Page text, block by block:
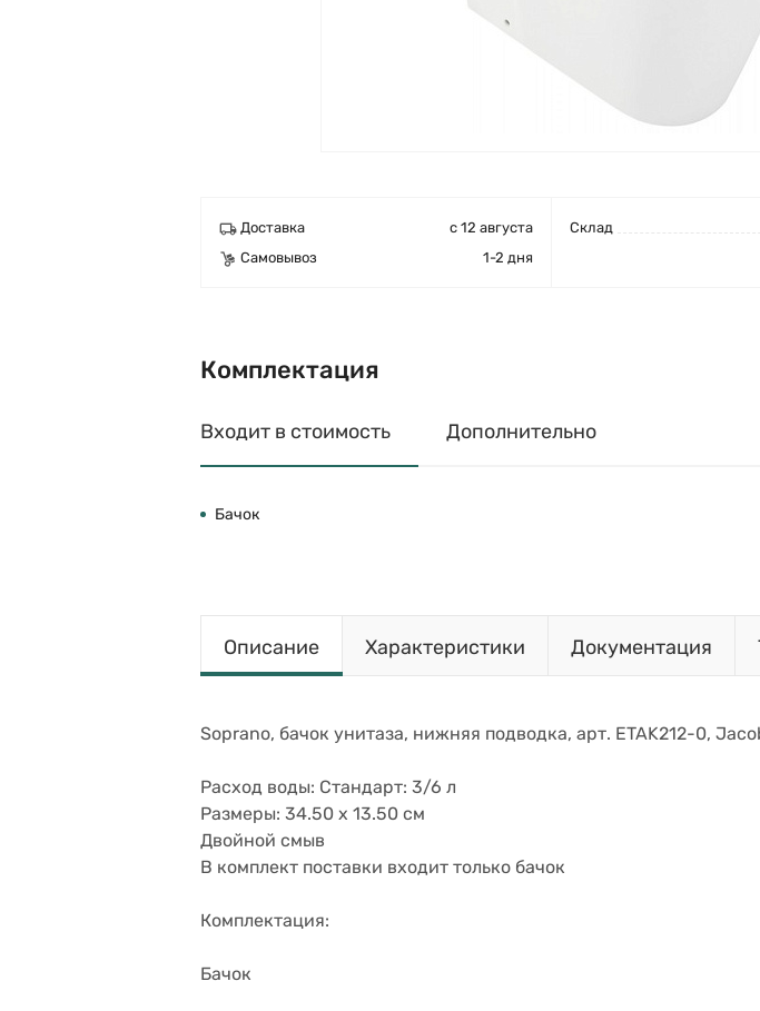
Доставка
с 12 августа
Самовывоз
1-2 дня
Cклад
Комплектация
Входит в стоимость Дополнительно
Бачок
Описание Характеристики Документация
Soprano, бачок унитаза, нижняя подводка, арт. ETAK212-0,
Расход воды: Стандарт: 3/6 л
Размеры: 34.50 x 13.50 см
Двойной смыв
В комплект поставки входит только бачок
Комплектация:
Бачок